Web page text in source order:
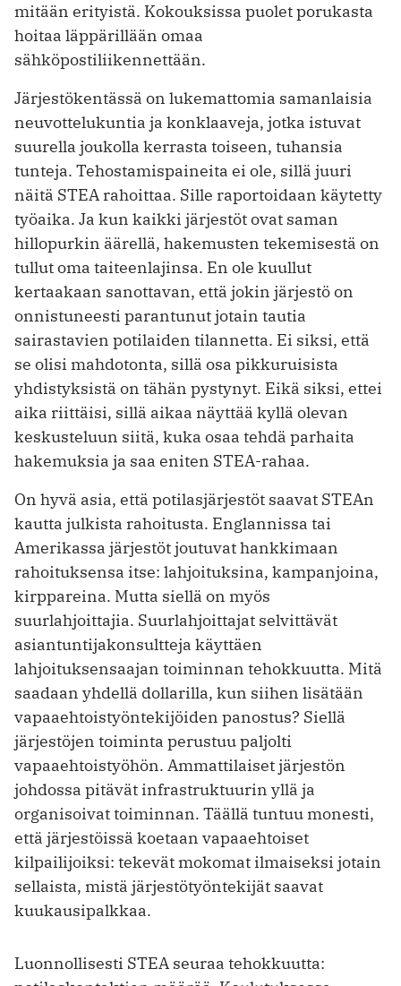
mitään erityistä. Kokouksissa puolet porukasta
hoitaa läppärillään omaa
sähköpostiliikennettään.
Järjestökentässä on lukemattomia samanlaisia
neuvottelukuntia ja konklaaveja, jotka istuvat
suurella joukolla kerrasta toiseen, tuhansia
tunteja. Tehostamispaineita ei ole, sillä juuri
näitä STEA rahoittaa. Sille raportoidaan käytetty
työaika. Ja kun kaikki järjestöt ovat saman
hillopurkin äärellä, hakemusten tekemisestä on
tullut oma taiteenlajinsa. En ole kuullut
kertaakaan sanottavan, että jokin järjestö on
onnistuneesti parantunut jotain tautia
sairastavien potilaiden tilannetta. Ei siksi, että
se olisi mahdotonta, sillä osa pikkuruisista
yhdistyksistä on tähän pystynyt. Eikä siksi, ettei
aika riittäisi, sillä aikaa näyttää kyllä olevan
keskusteluun siitä, kuka osaa tehdä parhaita
hakemuksia ja saa eniten STEA-rahaa.
On hyvä asia, että potilasjärjestöt saavat STEAn
kautta julkista rahoitusta. Englannissa tai
Amerikassa järjestöt joutuvat hankkimaan
rahoituksensa itse: lahjoituksina, kampanjoina,
kirppareina. Mutta siellä on myös
suurlahjoittajia. Suurlahjoittajat selvittävät
asiantuntijakonsultteja käyttäen
lahjoituksensaajan toiminnan tehokkuutta. Mitä
saadaan yhdellä dollarilla, kun siihen lisätään
vapaaehtoistyöntekijöiden panostus? Siellä
järjestöjen toiminta perustuu paljolti
vapaaehtoistyöhön. Ammattilaiset järjestön
johdossa pitävät infrastruktuurin yllä ja
organisoivat toiminnan. Täällä tuntuu monesti,
että järjestöissä koetaan vapaaehtoiset
kilpailijoiksi: tekevät mokomat ilmaiseksi jotain
sellaista, mistä järjestötyöntekijät saavat
kuukausipalkkaa.
Luonnollisesti STEA seuraa tehokkuutta: